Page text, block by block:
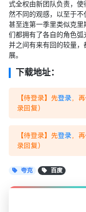
式全权由新团队负责，
然不同的观感，以至于不
甚至连第一季里类似克
们都拥有了各自的角色
并之间有来有回的较量
展。
下载地址：
【待登录】先登录，再
录回复）
【待登录】先登录，再
录回复）
夸克 百度